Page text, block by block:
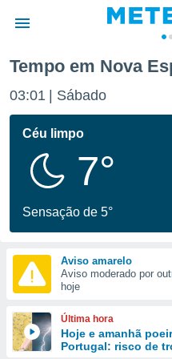
da
foi
fornecidas
a este
das
e
forma
digital
Tempo em Nova
03:01 Sábado
Céu limpo
7°
Sensação de 5°
Aviso amarelo
Aviso moderado por
hoje
Última hora
Hoje e amanhã
Portugal: risco de